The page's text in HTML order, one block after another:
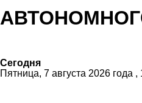
Сегодня
Пятница, 7 августа 2026 года ,